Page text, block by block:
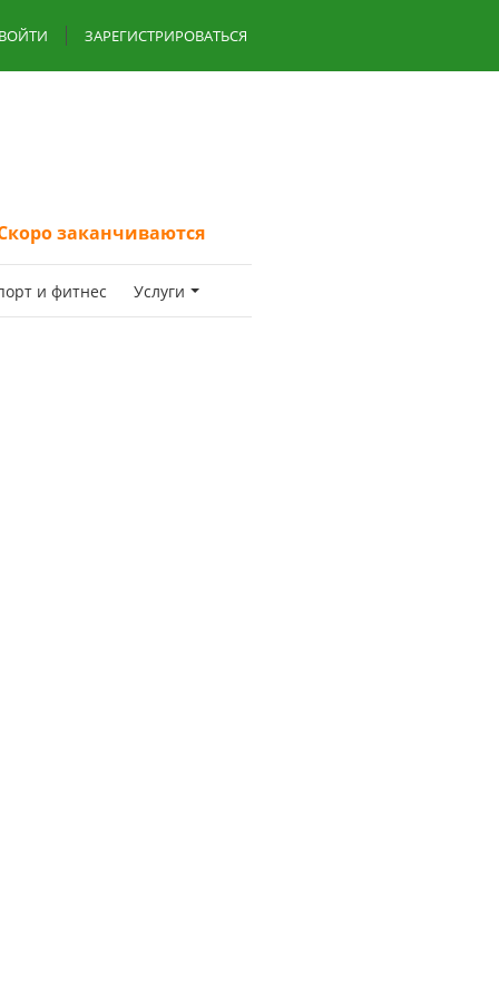
ВОЙТИ ЗАРЕГИСТРИРОВАТЬСЯ
заканчиваются
и фитнес Услуги